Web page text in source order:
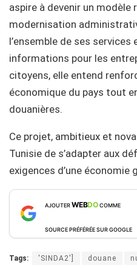
aspire à devenir un modèle
modernisation
l’ensemble de ses
informations pour les
citoyens, elle entend
économique du pays tout
douanières.
Ce projet, ambitieux et
Tunisie de s’adapter aux
exigences d’une économie
AJOUTERWEBDOCOMME
SOURCE PRÉFÉRÉE SUR GOOGLE
Tags: 'SINDA2'] douane